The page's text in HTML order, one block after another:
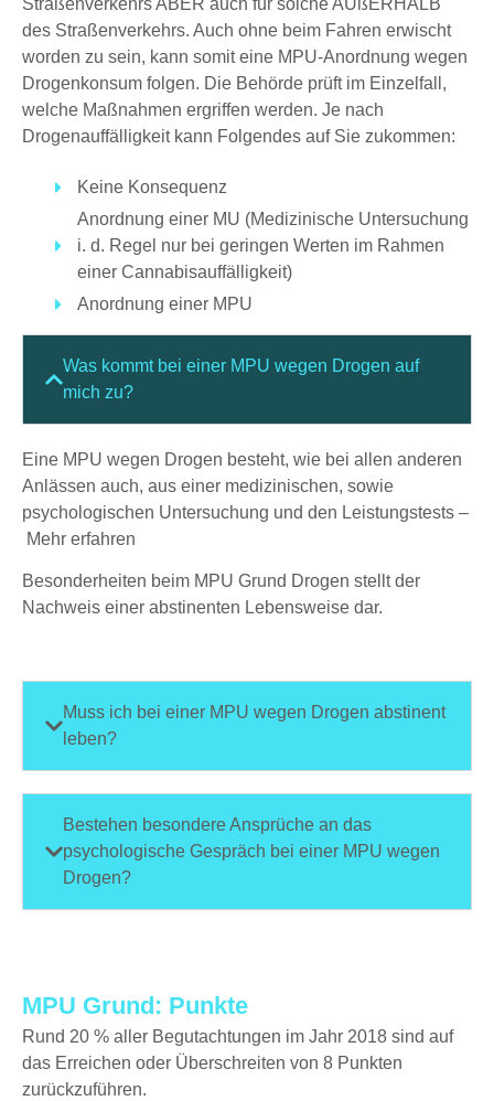
Straßenverkehrs ABER auch für solche AUßERHALB
des Straßenverkehrs. Auch ohne beim Fahren erwischt
worden zu sein, kann somit eine MPU-Anordnung wegen
Drogenkonsum folgen. Die Behörde prüft im Einzelfall,
welche Maßnahmen ergriffen werden. Je nach
Drogenauffälligkeit kann Folgendes auf Sie zukommen:
Keine Konsequenz
Anordnung einer MU (Medizinische Untersuchung
i. d. Regel nur bei geringen Werten im Rahmen
einer Cannabisauffälligkeit)
Anordnung einer MPU
Was kommt bei einer MPU wegen Drogen auf
mich zu?
Eine MPU wegen Drogen besteht, wie bei allen anderen
Anlässen auch, aus einer medizinischen, sowie
psychologischen Untersuchung und den Leistungstests –
Mehr erfahren
Besonderheiten beim MPU Grund Drogen stellt der
Nachweis einer abstinenten Lebensweise dar.
Muss ich bei einer MPU wegen Drogen abstinent
leben?
Bestehen besondere Ansprüche an das
psychologische Gespräch bei einer MPU wegen
Drogen?
MPU Grund: Punkte
Rund 20 % aller Begutachtungen im Jahr 2018 sind auf
das Erreichen oder Überschreiten von 8 Punkten
zurückzuführen.